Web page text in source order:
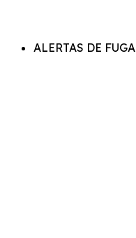
ALERTAS DE FUGA